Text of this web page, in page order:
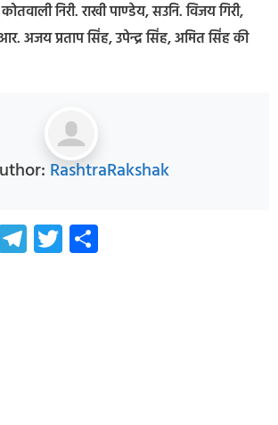
कोतवाली निरी. राखी पाण्डेय, सउनि. विजय गिरी,
आर. अजय प्रताप सिंह, उपेन्द्र सिंह, अमित सिंह की
RashtraRakshak
Telegram
Twitter